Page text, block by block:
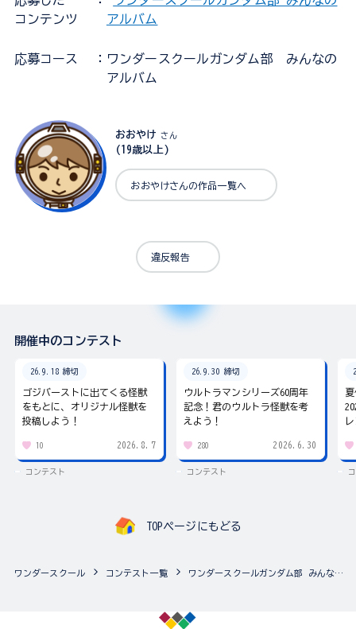
コンテンツ
アルバム
応募コース
：ワンダースクールガンダム部 みんなの
アルバム
おおやけ さん
(19歳以上)
おおやけさんの作品一覧へ
違反報告
開催中のコンテスト
26.9.18 締切
ゴジバーストに出てくる怪獣
をもとに、オリジナル怪獣を
投稿しよう！
10 2026.8.7
コンテスト
26.9.30 締切
ウルトラマンシリーズ60周年
記念！君のウルトラ怪獣を考
えよう！
280 2026.6.30
コンテスト
TOPページにもどる
ワンダースクール コンテスト一覧 ワンダースクールガンダム部 みんなのアルバム